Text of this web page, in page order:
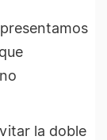
la doble